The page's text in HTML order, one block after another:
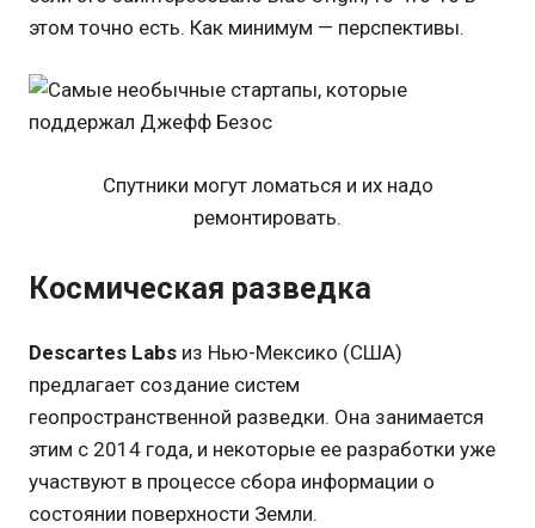
этом точно есть. Как минимум — перспективы.
Спутники могут ломаться и их надо
ремонтировать.
Космическая разведка
Descartes Labs из Нью-Мексико (США)
предлагает создание систем
геопространственной разведки. Она занимается
этим с 2014 года, и некоторые ее разработки уже
участвуют в процессе сбора информации о
состоянии поверхности Земли.